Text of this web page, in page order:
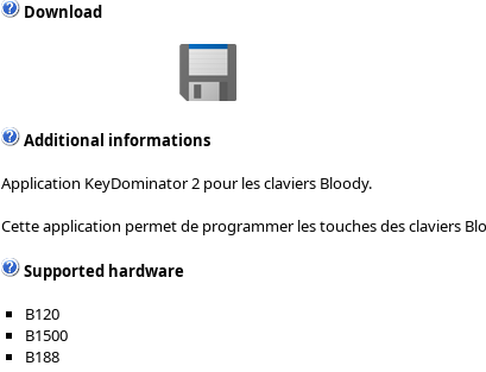
Download
Additional informations
Application KeyDominator 2 pour les claviers Bloody.
Cette application permet de programmer les touches des claviers
Supported hardware
B120
B1500
B188